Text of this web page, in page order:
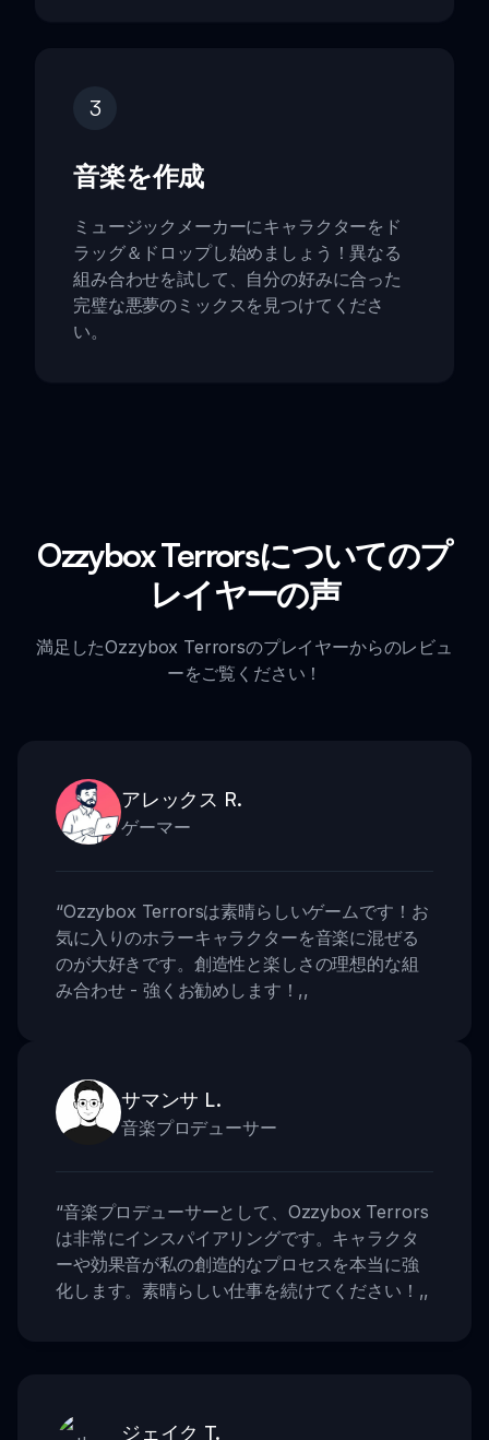
3
音楽を作成
ミュージックメーカーにキャラクターをド
ラッグ＆ドロップし始めましょう！異なる
組み合わせを試して、自分の好みに合った
完璧な悪夢のミックスを見つけてくださ
い。
Ozzybox Terrorsについてのプ
レイヤーの声
満足したOzzybox Terrorsのプレイヤーからのレビュ
ーをご覧ください！
アレックス R.
ゲーマー
“Ozzybox Terrorsは素晴らしいゲームです！お
気に入りのホラーキャラクターを音楽に混ぜる
のが大好きです。創造性と楽しさの理想的な組
み合わせ - 強くお勧めします！ ,,
サマンサ L.
音楽プロデューサー
“音楽プロデューサーとして、Ozzybox Terrors
は非常にインスパイアリングです。キャラクタ
ーや効果音が私の創造的なプロセスを本当に強
化します。素晴らしい仕事を続けてください！ ,,
ジェイク T.